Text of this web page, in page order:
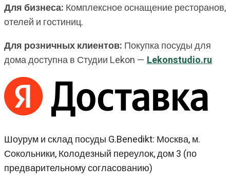
Для бизнеса: Комплексное оснащение ресторанов,
отелей и гостиниц.
Для розничных клиентов: Покупка посуды для
дома доступна в Студии Lekon — Lekonstudio.ru
Шоурум и склад посуды G.Benedikt: Москва, м.
Сокольники, Колодезный переулок, дом 3 (по
предварительному согласованию)